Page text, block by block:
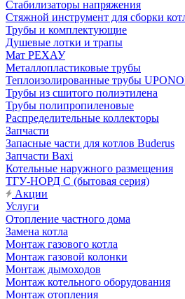
Стабилизаторы напряжения
Стяжной инструмент для сборки
Трубы и комплектующие
Душевые лотки и трапы
Мат РЕХАУ
Металлопластиковые трубы
Теплоизолированные трубы
Трубы из сшитого полиэтилена
Трубы полипропиленовые
Распределительные коллекторы
Запчасти
Запасные части для котлов Buderus
Запчасти Baxi
Котельные наружного размещения
ТГУ-НОРД С (бытовая серия)
Акции
Услуги
Отопление частного дома
Замена котла
Монтаж газового котла
Монтаж газовой колонки
Монтаж дымоходов
Монтаж котельного оборудования
Монтаж отопления